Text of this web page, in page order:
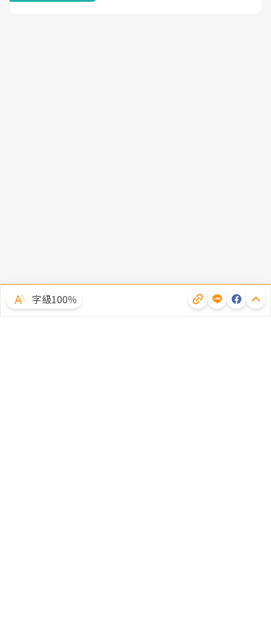
字級100％